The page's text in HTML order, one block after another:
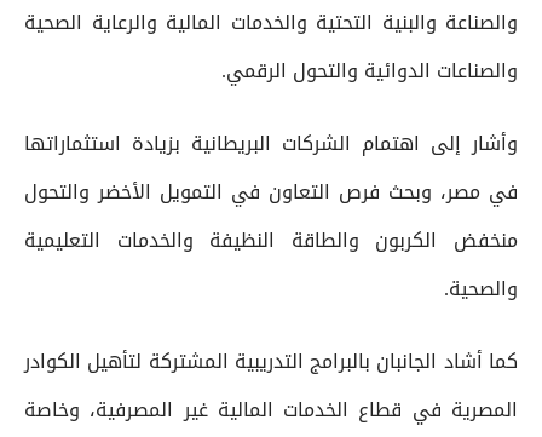
والصناعة والبنية التحتية والخدمات المالية والرعاية الصحية
والصناعات الدوائية والتحول الرقمي.
وأشار إلى اهتمام الشركات البريطانية بزيادة استثماراتها
في مصر، وبحث فرص التعاون في التمويل الأخضر والتحول
منخفض الكربون والطاقة النظيفة والخدمات التعليمية
والصحية.
كما أشاد الجانبان بالبرامج التدريبية المشتركة لتأهيل الكوادر
المصرية في قطاع الخدمات المالية غير المصرفية، وخاصة